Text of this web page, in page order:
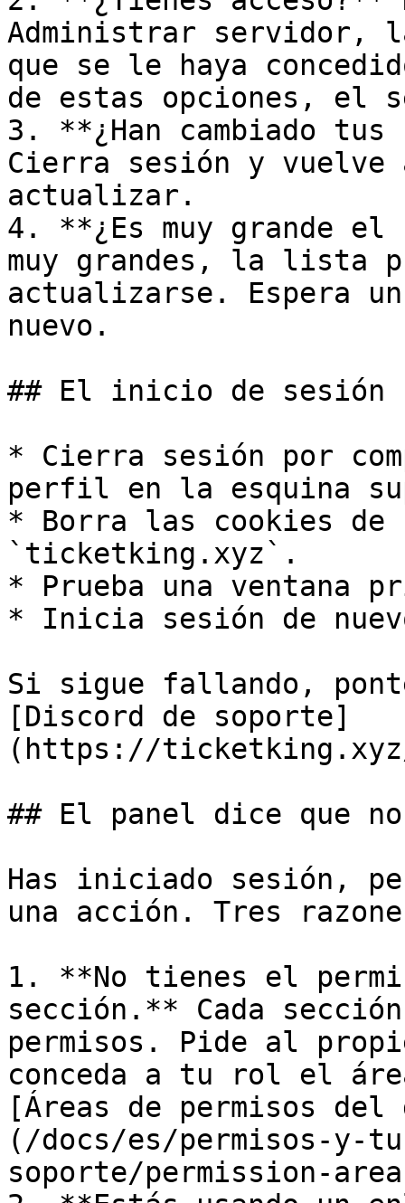
Administrar servidor,
que se le haya
de estas opciones, el
3. **¿Han cambiado
Cierra sesión y
actualizar.
4. **¿Es muy grande
muy grandes, la lista
actualizarse. Espera
nuevo.
## El inicio de sesión
* Cierra sesión por
perfil en la esquina
* Borra las cookies de
`ticketking.xyz`.
* Prueba una ventana
* Inicia sesión de
Si sigue fallando,
[Discord de soporte]
(https://
## El panel dice que
Has iniciado sesión,
una acción. Tres
1. **No tienes el
sección.** Cada
permisos. Pide al
conceda a tu rol el
[Áreas de permisos del
(/docs/es/permisos-y-
soporte/permission-